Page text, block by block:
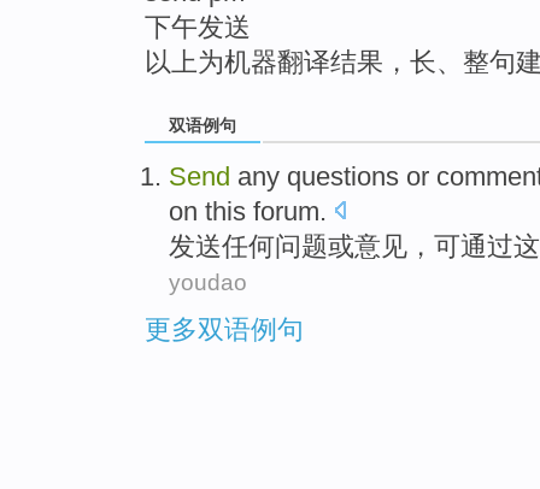
下午发送
以上为机器翻译结果，长、整句
双语例句
Send any questions or
on this forum.
发送任何问题或意见 ， 可通过
youdao
更多双语例句